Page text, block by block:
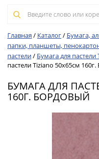
Главная / Каталог/ Бумага,
папки, планшеты,
пастели/ Бумага для
пастели Tiziano 50х65см
БУМАГА ДЛЯ
160Г. БОРДОВЫЙ